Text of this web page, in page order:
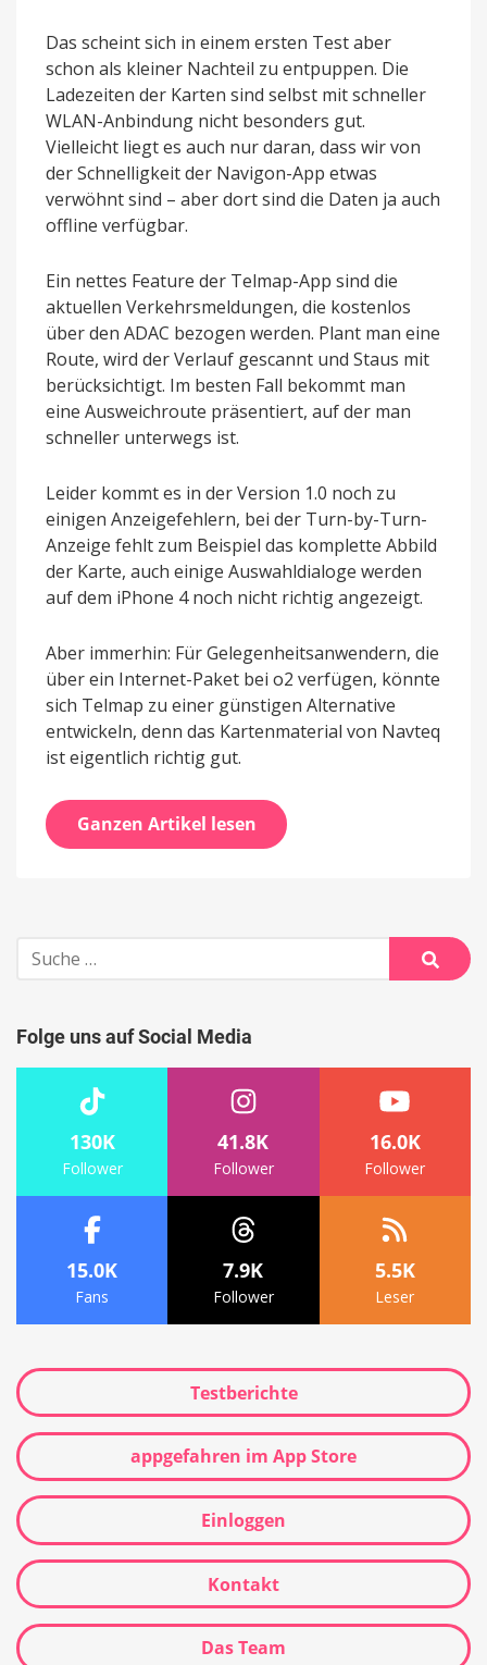
Das scheint sich in einem ersten Test aber
schon als kleiner Nachteil zu entpuppen. Die
Ladezeiten der Karten sind selbst mit schneller
WLAN-Anbindung nicht besonders gut.
Vielleicht liegt es auch nur daran, dass wir von
der Schnelligkeit der Navigon-App etwas
verwöhnt sind – aber dort sind die Daten ja auch
offline verfügbar.
Ein nettes Feature der Telmap-App sind die
aktuellen Verkehrsmeldungen, die kostenlos
über den ADAC bezogen werden. Plant man eine
Route, wird der Verlauf gescannt und Staus mit
berücksichtigt. Im besten Fall bekommt man
eine Ausweichroute präsentiert, auf der man
schneller unterwegs ist.
Leider kommt es in der Version 1.0 noch zu
einigen Anzeigefehlern, bei der Turn-by-Turn-
Anzeige fehlt zum Beispiel das komplette Abbild
der Karte, auch einige Auswahldialoge werden
auf dem iPhone 4 noch nicht richtig angezeigt.
Aber immerhin: Für Gelegenheitsanwendern, die
über ein Internet-Paket bei o2 verfügen, könnte
sich Telmap zu einer günstigen Alternative
entwickeln, denn das Kartenmaterial von Navteq
ist eigentlich richtig gut.
Ganzen Artikel lesen
Suche
nach:
Suche
Folge uns auf Social Media
130K
Follower
41.8K
Follower
16.0K
Follower
15.0K
Fans
7.9K
Follower
5.5K
Leser
Testberichte
appgefahren im App Store
Einloggen
Kontakt
Das Team